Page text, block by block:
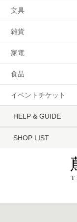
文具
雑貨
家電
食品
イベントチケット
HELP & GUIDE
SHOP LIST